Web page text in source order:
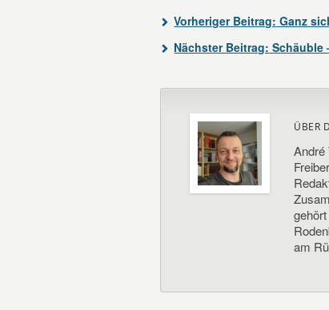
Vorheriger Beitrag: Ganz
Nächster Beitrag: Schäuble
ÜBER
André
am